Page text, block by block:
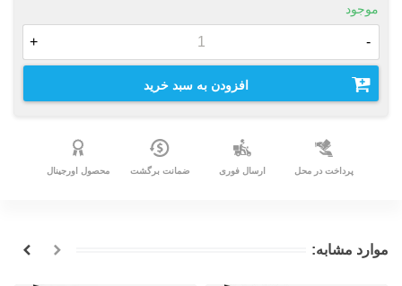
موجود
-
+
افزودن به سبد خرید
پرداخت در محل ارسال فوری ضمانت برگشت محصول اورجینال
موارد مشابه: